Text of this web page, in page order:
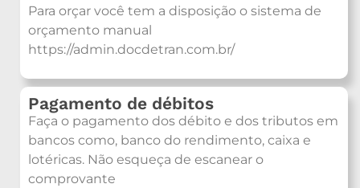
Para orçar você tem a disposição o sistema de
orçamento manual
https://admin.docdetran.com.br/
Pagamento de débitos
Faça o pagamento dos débito e dos tributos em
bancos como, banco do rendimento, caixa e
lotéricas. Não esqueça de escanear o
comprovante